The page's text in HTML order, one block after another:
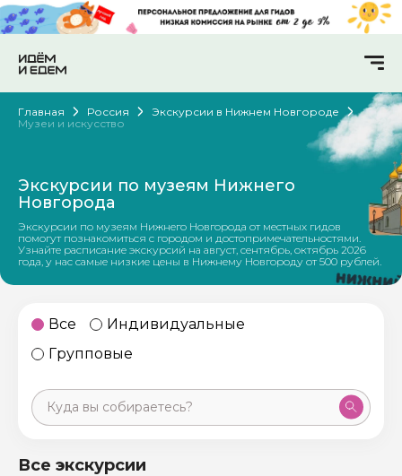
Главная Россия
Экскурсии в Нижнем Новгороде
Музеи и искусство
Экскурсии по музеям Нижнего
Новгорода
Экскурсии по музеям Нижнего Новгорода от местных гидов
помогут познакомиться с городом и достопримечательностями.
Узнайте расписание экскурсий на август, сентябрь, октябрь 2026
года, у нас самые низкие цены в Нижнему Новгороду от 500 рублей.
Все
Индивидуальные
Групповые
Все экскурсии